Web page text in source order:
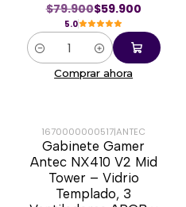
$79.900$59.900
5.0
Cantidad
Comprar ahora
-36%
1670000000517|ANTEC
Gabinete Gamer
Antec NX410 V2 Mid
Tower – Vidrio
Templado, 3